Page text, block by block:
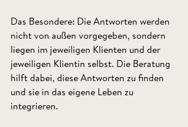
Das Besondere: Die Antworten werden
nicht von außen vorgegeben, sondern
liegen im jeweiligen Klienten und der
jeweiligen Klientin selbst. Die Beratung
hilft dabei, diese Antworten zu finden
und sie in das eigene Leben zu
integrieren.